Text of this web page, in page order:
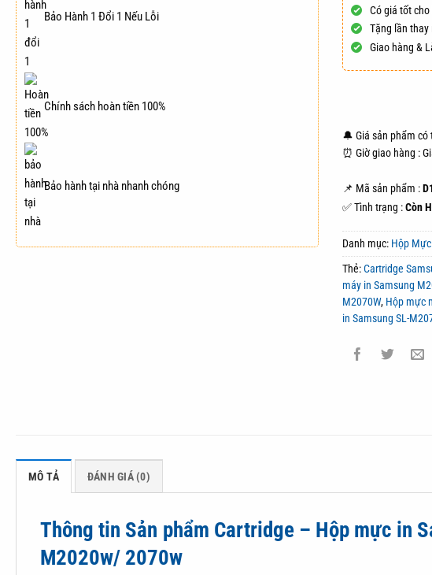
Bảo Hành 1 Đổi 1 Nếu Lỗi
Chính sách hoàn tiền 100%
Bảo hành tại nhà nhanh chóng
Có giá tốt
Tặng lần
Giao hàng &
🔔 Giá sản phẩm
⏰ Giờ giao hàng :
📌 Mã sản phẩm :
✅ Tình trạng :Còn
Danh mục: Hộp
Thẻ:Cartridge
máy in Samsung
M2070W, Hộp mực
in Samsung SL-
MÔ TẢ ĐÁNH GIÁ (0)
Thông tin Sản phẩm Cartridge – Hộp mực in
M2020w/ 2070w